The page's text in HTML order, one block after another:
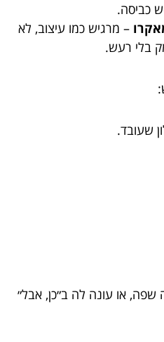
כביסה.
– מרגיש כמו עיצוב, לא
בלי רעש.
שעובד.
או עונה לה ב״כן, אבל״